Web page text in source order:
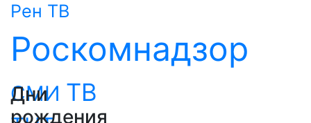
Рен ТВ
Роскомнадзор
СМИ ТВ
Дни
рождения